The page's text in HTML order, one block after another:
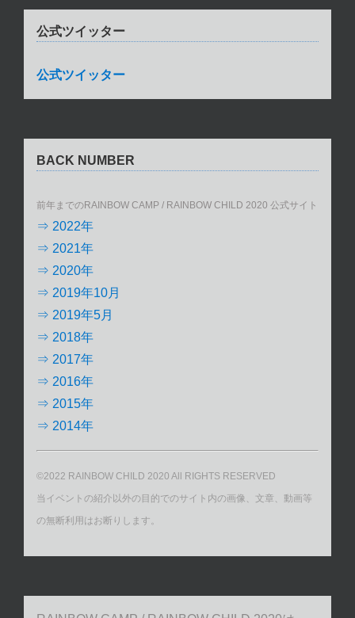
公式ツイッター
公式ツイッター
BACK NUMBER
前年までのRAINBOW CAMP / RAINBOW CHILD 2020 公式サイト
⇒ 2022年
⇒ 2021年
⇒ 2020年
⇒ 2019年10月
⇒ 2019年5月
⇒ 2018年
⇒ 2017年
⇒ 2016年
⇒ 2015年
⇒ 2014年
©2022 RAINBOW CHILD 2020 All RIGHTS RESERVED
当イベントの紹介以外の目的でのサイト内の画像、文章、動画等
の無断利用はお断りします。